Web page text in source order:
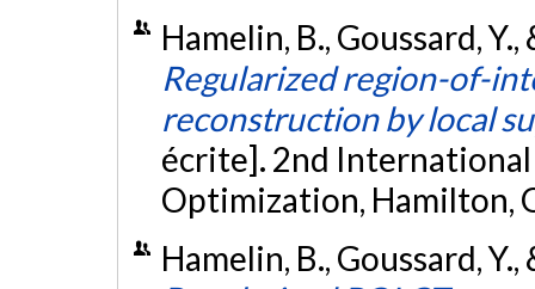
Hamelin, B., Goussard,
Regularized region-of-
reconstruction by local
écrite]. 2nd
Optimization, Hamilton,
Hamelin, B., Goussard,